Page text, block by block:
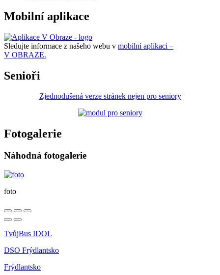
Mobilní aplikace
Sledujte informace z našeho webu v mobilní aplikaci –
V OBRAZE.
Senioři
Zjednodušená verze stránek nejen pro seniory
Fotogalerie
Náhodná fotogalerie
foto
TvůjBus IDOL
DSO Frýdlantsko
Frýdlantsko